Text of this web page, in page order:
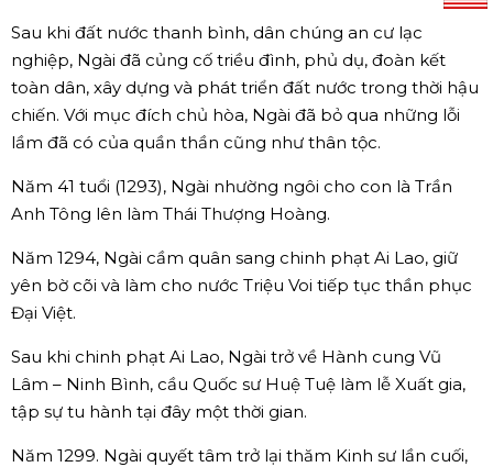
Sau khi đất nước thanh bình, dân chúng an cư lạc
nghiệp, Ngài đã củng cố triều đình, phủ dụ, đoàn kết
toàn dân, xây dựng và phát triển đất nước trong thời hậu
chiến. Với mục đích chủ hòa, Ngài đã bỏ qua những lỗi
lầm đã có của quần thần cũng như thân tộc.
Năm 41 tuổi (1293), Ngài nhường ngôi cho con là Trần
Anh Tông lên làm Thái Thượng Hoàng.
Năm 1294, Ngài cầm quân sang chinh phạt Ai Lao, giữ
yên bờ cõi và làm cho nước Triệu Voi tiếp tục thần phục
Đại Việt.
Sau khi chinh phạt Ai Lao, Ngài trở về Hành cung Vũ
Lâm – Ninh Bình, cầu Quốc sư Huệ Tuệ làm lễ Xuất gia,
tập sự tu hành tại đây một thời gian.
Năm 1299. Ngài quyết tâm trở lại thăm Kinh sư lần cuối,